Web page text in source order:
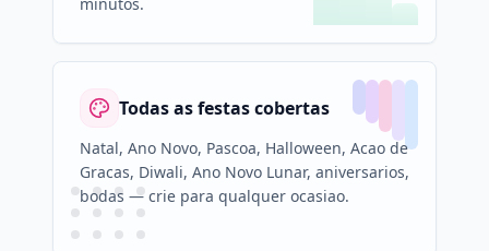
Todas as festas cobertas
Natal, Ano Novo, Pascoa, Halloween, Acao de
Gracas, Diwali, Ano Novo Lunar, aniversarios,
bodas — crie para qualquer ocasiao.